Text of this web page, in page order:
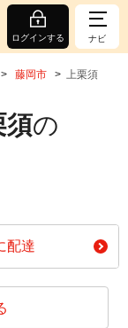
ログインする ナビ
藤岡市 上栗須
須の
配達